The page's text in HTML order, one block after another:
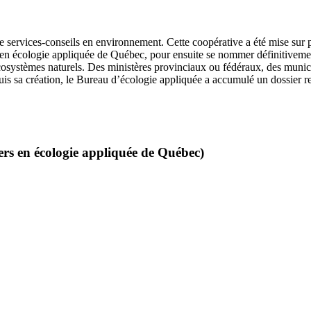
conseils en environnement. Cette coopérative a été mise
écologie appliquée de Québec, pour ensuite se nommer
naturels. Des ministères provinciaux ou fédéraux, des
sa création, le Bureau d’écologie appliquée a accumulé un dossier
en écologie appliquée de Québec)